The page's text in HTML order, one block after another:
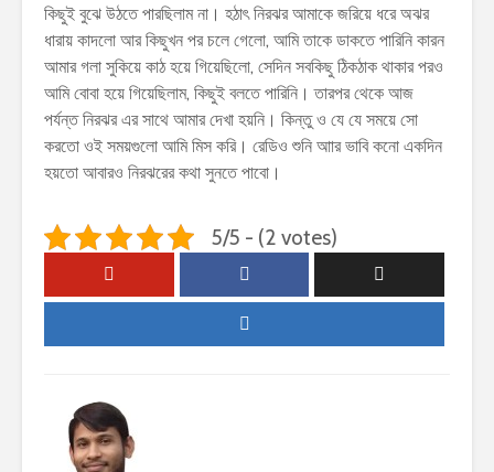
কিছুই বুঝে উঠতে পারছিলাম না। হঠাৎ নিরঝর আমাকে জরিয়ে ধরে অঝর
ধারায় কাদলো আর কিছুখন পর চলে গেলো, আমি তাকে ডাকতে পারিনি কারন
আমার গলা সুকিয়ে কাঠ হয়ে গিয়েছিলো, সেদিন সবকিছু ঠিকঠাক থাকার পরও
আমি বোবা হয়ে গিয়েছিলাম, কিছুই বলতে পারিনি। তারপর থেকে আজ
পর্যন্ত নিরঝর এর সাথে আমার দেখা হয়নি। কিন্তু ও যে যে সময়ে সো
করতো ওই সময়গুলো আমি মিস করি। রেডিও শুনি আার ভাবি কনো একদিন
হয়তো আবারও নিরঝরের কথা সুনতে পাবো।
5/5 - (2 votes)